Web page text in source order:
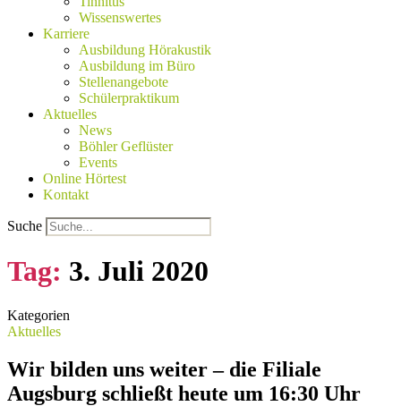
Wissenswertes
Karriere
Ausbildung Hörakustik
Ausbildung im Büro
Stellenangebote
Schülerpraktikum
Aktuelles
News
Böhler Geflüster
Events
Online Hörtest
Kontakt
Suche
Tag: 3. Juli 2020
Kategorien
Aktuelles
Wir bilden uns weiter – die Filiale
Augsburg schließt heute um 16:30 Uhr